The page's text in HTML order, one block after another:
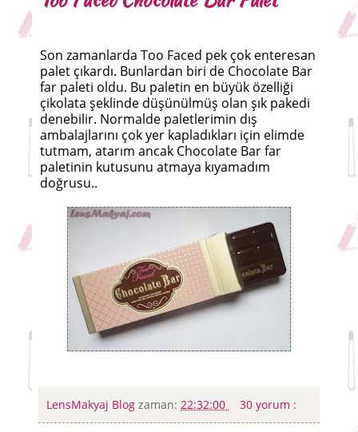
Son zamanlarda Too Faced pek çok enteresan
palet çıkardı. Bunlardan biri de Chocolate Bar
far paleti oldu. Bu paletin en büyük özelliği
çikolata şeklinde düşünülmüş olan şık pakedi
denebilir. Normalde paletlerimin dış
ambalajlarını çok yer kapladıkları için elimde
tutmam, atarım ancak Chocolate Bar far
paletinin kutusunu atmaya kıyamadım
doğrusu..
LensMakyaj Blog zaman: 22:32:00 30 yorum :